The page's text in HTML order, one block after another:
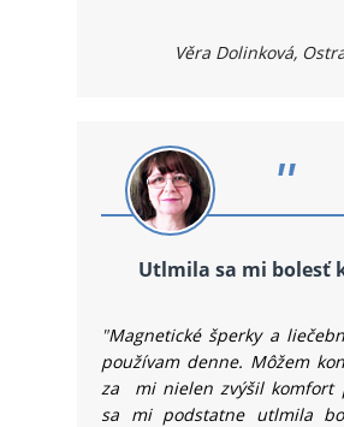
Věra Dolinková,
"
Utlmila sa mi bolesť
"Magnetické šperky a
používam denne. Môžem
za mi nielen zvýšil komfort
sa mi podstatne utlmila